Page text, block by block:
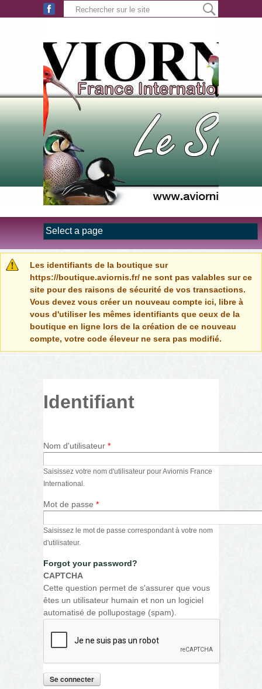
Aller au contenu principal
Message d'avertissement
Les identifiants de la boutique sur
https://boutique.aviornis.fr/ ne sont pas valables sur ce
site pour des raisons de sécurité de vos transactions.
Vous devez vous créer un nouveau compte ici, libre à
vous d'utiliser les mêmes identifiants que ceux de la
boutique en ligne lors de la création de ce nouveau
compte, votre code éleveur ne sera pas modifié.
Identifiant
Nom d'utilisateur *
Saisissez votre nom d'utilisateur pour Aviornis France
International.
Mot de passe *
Saisissez le mot de passe correspondant à votre nom
d'utilisateur.
Forgot your password?
CAPTCHA
Cette question permet de s'assurer que vous
êtes un utilisateur humain et non un logiciel
automatisé de pollupostage (spam).